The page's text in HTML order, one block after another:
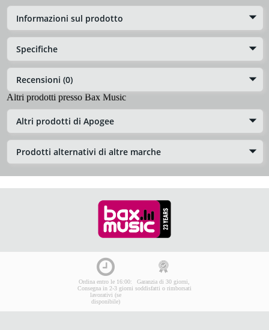
Informazioni sul prodotto
Specifiche
Recensioni (0)
Altri prodotti presso Bax Music
Altri prodotti di Apogee
Prodotti alternativi di altre marche
Ordina entro le 16:00:
Consegna in 2-3 giorni
lavorativi (se
disponibile)
Garanzia di 30 giorni,
soddisfatti o rimborsati